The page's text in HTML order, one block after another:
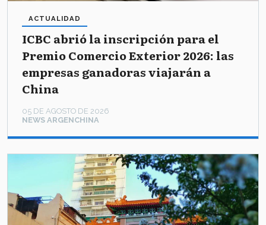
ICBC abrió la inscripción para el
Premio Comercio Exterior 2026: las
empresas ganadoras viajarán a
China
NEWS ARGENCHINA
ACTUALIDAD
05 DE AGOSTO DE 2026